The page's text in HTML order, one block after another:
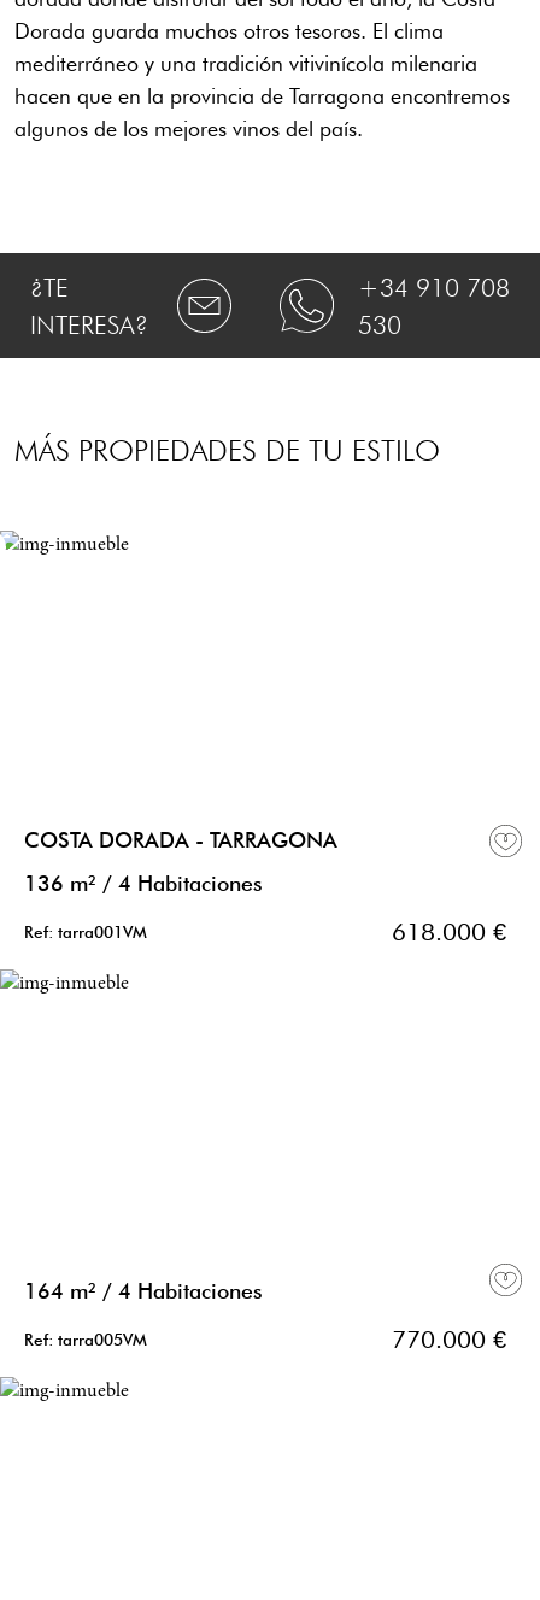
Dorada guarda muchos otros tesoros. El clima
mediterráneo y una tradición vitivinícola milenaria
hacen que en la provincia de Tarragona encontremos
algunos de los mejores vinos del país.
¿TE
INTERESA?
+34 910 708
530
MÁS PROPIEDADES DE TU ESTILO
COSTA DORADA - TARRAGONA
136 m² / 4 Habitaciones
Ref: tarra001VM 618.000 €
164 m² / 4 Habitaciones
Ref: tarra005VM 770.000 €